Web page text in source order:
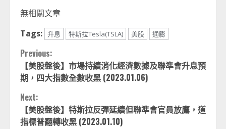
無相關文章
Tags: 升息 特斯拉Tesla(TSLA) 美股 通膨
Continue
Reading
Previous:
【美股盤後】市場持續消化經濟數據及聯準會升息預
期，四大指數全數收黑 (2023.01.06)
Next:
【美股盤後】特斯拉反彈延續但聯準會官員放鷹，道
指標普翻轉收黑 (2023.01.10)